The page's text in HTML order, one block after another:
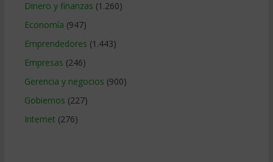
Dinero y finanzas (1.260)
Economía (947)
Emprendedores (1.443)
Empresas (246)
Gerencia y negocios (900)
Gobiernos (227)
Internet (276)